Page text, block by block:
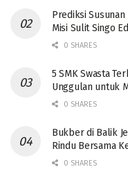
Prediksi Susunan
Misi Sulit Singo
0 SHARES
5 SMK Swasta
Unggulan untuk
0 SHARES
Bukber di Balik
Rindu Bersama
0 SHARES